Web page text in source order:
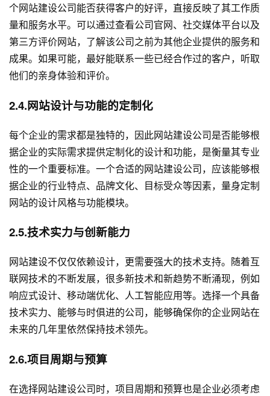
个网站建设公司能否获得客户的好评，直接反映了其工作质
量和服务水平。可以通过查看公司官网、社交媒体平台以及
第三方评价网站，了解该公司之前为其他企业提供的服务和
成果。如果可能，最好能联系一些已经合作过的客户，听取
他们的亲身体验和评价。
2.4.网站设计与功能的定制化
每个企业的需求都是独特的，因此网站建设公司是否能够根
据企业的实际需求提供定制化的设计和功能，是衡量其专业
性的一个重要标准。一个合适的网站建设公司，应该能够根
据企业的行业特点、品牌文化、目标受众等因素，量身定制
网站的设计风格与功能模块。
2.5.技术实力与创新能力
网站建设不仅仅依赖设计，更需要强大的技术支持。随着互
联网技术的不断发展，很多新技术和新趋势不断涌现，例如
响应式设计、移动端优化、人工智能应用等。选择一个具备
技术实力、能够与时俱进的公司，能够确保你的企业网站在
未来的几年里依然保持技术领先。
2.6.项目周期与预算
在选择网站建设公司时，项目周期和预算也是企业必须考虑